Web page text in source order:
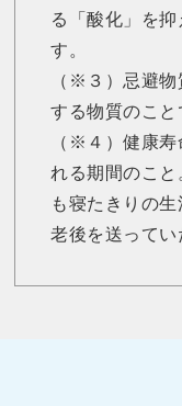
る「酸化」を
す。
（※３）忌避
する物質のこと
（※４）健康
れる期間のこ
も寝たきりの
老後を送ってい